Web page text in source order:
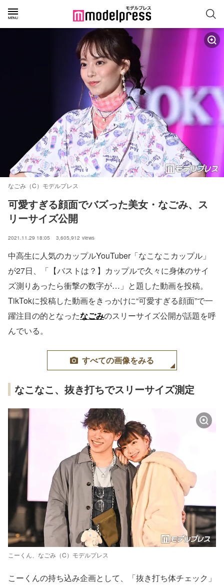
なごみ（C）モデルプレス
可愛すぎる顔面でバズった美女・なごみ、ス
リーサイズ公開
2021.11.29 18:05 3,605,912 views
中高生に人気のカップルYouTuber「なこなこカップル」
が27日、「【バストは？】カップルで久々に身体のサイ
ズ測りあったら衝撃の数字が…」と題した動画を投稿。
TikTokに投稿した動画をきっかけに“可愛すぎる顔面”で一
躍注目の的となったなごみのスリーサイズ公開が話題を呼
んでいる。
すべての画像をみる
なこなこ、抜き打ちでスリーサイズ測定
こーくん、なごみ（C）モデルプレス
こーくんの持ち込み企画として、「抜き打ち体チェック」